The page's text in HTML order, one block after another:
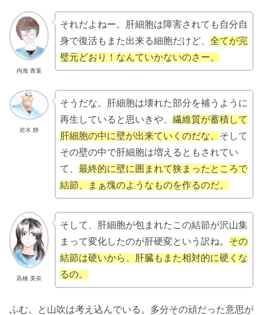
内海 青葉
それだよねー。肝細胞は障害されても自分自
身で復活もまた出来る細胞だけど、 全てが完
璧元どおり！なんていかないのさー。
岩水 静
そうだな。肝細胞は壊れた部分を補うように
再生していると思いきや、 繊維質が蓄積して
肝細胞の中に壁が出来ていくのだな。 そして
その壁の中で肝細胞は増えるともされてい
て、 最終的に壁に囲まれて狭まったところで
結節、まぁ塊のようなものを作るのだ。
高橋 美奈
そして、肝細胞が包まれたこの結節が沢山集
まって変化したのが肝硬変という訳ね。 その
結節は硬いから、肝臓もまた相対的に硬くな
るの。
ふむ。と山吹は考え込んでいる。多分その頑だった意思が